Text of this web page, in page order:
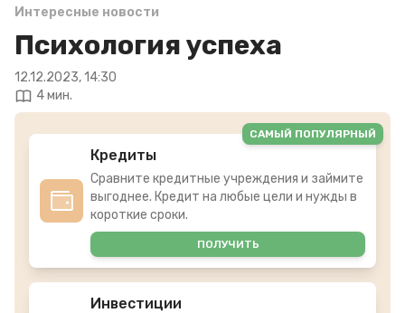
Интересные новости
Психология успеха
12.12.2023, 14:30
4 мин.
Кредиты
Сравните кредитные учреждения и займите
выгоднее. Кредит на любые цели и нужды в
короткие сроки.
ПОЛУЧИТЬ
САМЫЙ ПОПУЛЯРНЫЙ
Инвестиции